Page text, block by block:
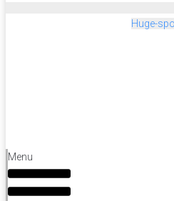
Huge-
Menu